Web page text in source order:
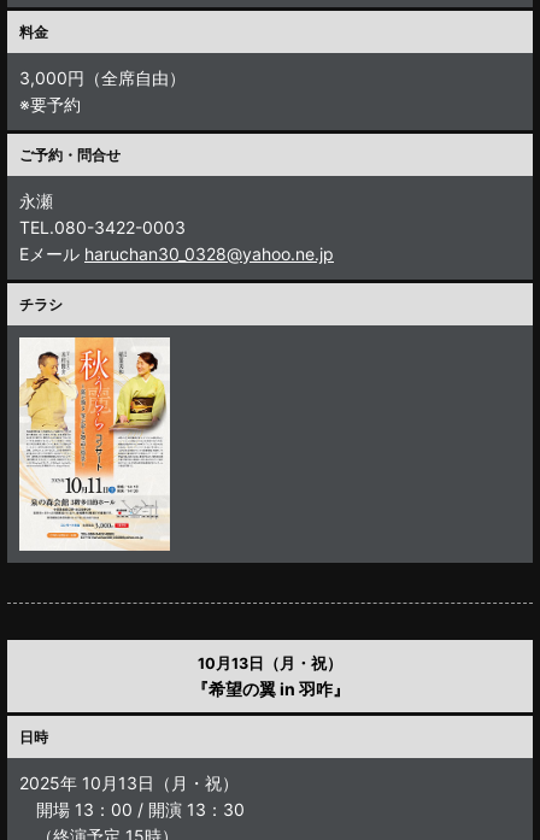
料金
3,000円（全席自由）
※要予約
ご予約・問合せ
永瀬
TEL.080-3422-0003
Eメール haruchan30_0328@yahoo.ne.jp
チラシ
10月13日（月・祝）
『希望の翼 in 羽咋』
日時
2025年 10月13日（月・祝）
開場 13：00 / 開演 13：30